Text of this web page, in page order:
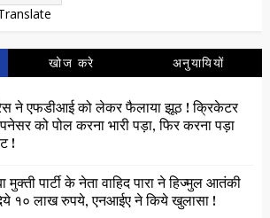
खोज करे अनुयायियों
ने एफडीआई को लेकर फैलाया झूठ ! क्रिकेटर
पनेसर को पोल करना भारी पड़ा, फिर करना पड़ा
!
मुक्ती पार्टी के नेता वाहिद पारा ने हिज्मुल आतंकी
१० लाख रुपये, एनआईए ने किये खुलासा !